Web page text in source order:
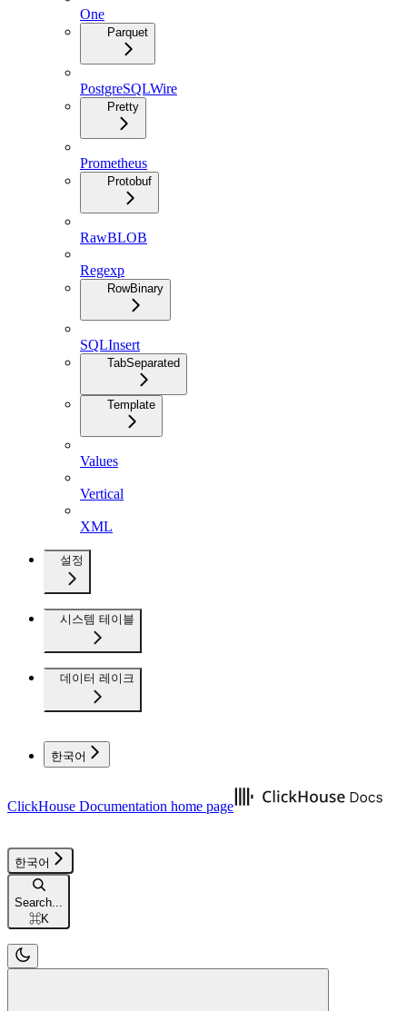
One
Parquet
PostgreSQLWire
Pretty
Prometheus
Protobuf
RawBLOB
Regexp
RowBinary
SQLInsert
TabSeparated
Template
Values
Vertical
XML
설정
시스템 테이블
데이터 레이크
한국어
ClickHouse Documentation home page
한국어
Search...
⌘K